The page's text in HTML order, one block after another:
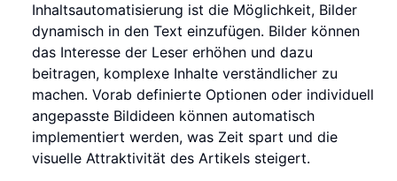
Inhaltsautomatisierung ist die Möglichkeit, Bilder
dynamisch in den Text einzufügen. Bilder können
das Interesse der Leser erhöhen und dazu
beitragen, komplexe Inhalte verständlicher zu
machen. Vorab definierte Optionen oder individuell
angepasste Bildideen können automatisch
implementiert werden, was Zeit spart und die
visuelle Attraktivität des Artikels steigert.